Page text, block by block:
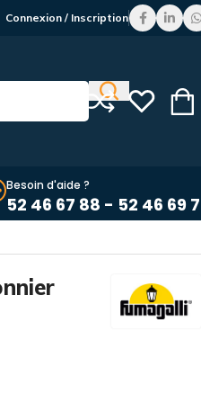
Connexion / Inscription
Besoin d'aide ?
52 46 67 88 - 52 46 69